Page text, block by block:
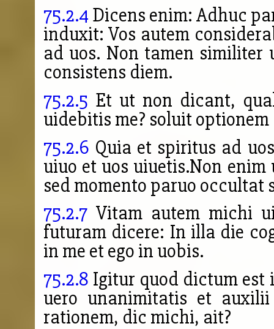
75.2.4 Dicens enim: Adhuc
induxit: Vos autem
ad uos. Non tamen
consistens diem.
75.2.5 Et ut non dicant,
uidebitis me? soluit
75.2.6 Quia et spiritus ad
uiuo et uos uiuetis.Non
sed momento paruo occultat
75.2.7Vitam autem michi
futuram dicere: In illa die
in me et ego in uobis.
75.2.8 Igitur quod dictum est
uero unanimitatis et
rationem, dic michi, ait?